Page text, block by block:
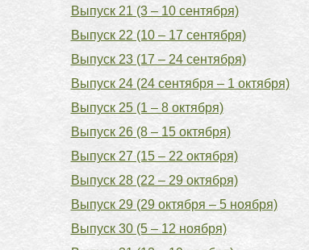
Выпуск 21 (3 – 10 сентября)
Выпуск 22 (10 – 17 сентября)
Выпуск 23 (17 – 24 сентября)
Выпуск 24 (24 сентября – 1 октября)
Выпуск 25 (1 – 8 октября)
Выпуск 26 (8 – 15 октября)
Выпуск 27 (15 – 22 октября)
Выпуск 28 (22 – 29 октября)
Выпуск 29 (29 октября – 5 ноября)
Выпуск 30 (5 – 12 ноября)